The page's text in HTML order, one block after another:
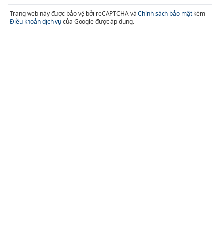
Trang web này được bảo vệ bởi reCAPTCHA và Chính sách bảo mật kèm
Điều khoản dịch vụcủa Google được áp dụng.